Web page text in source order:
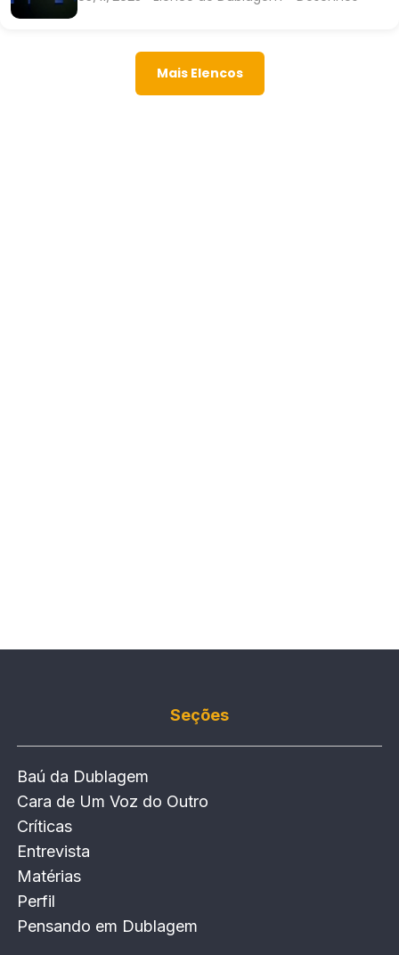
Mais Elencos
Seções
Baú da Dublagem
Cara de Um Voz do Outro
Críticas
Entrevista
Matérias
Perfil
Pensando em Dublagem